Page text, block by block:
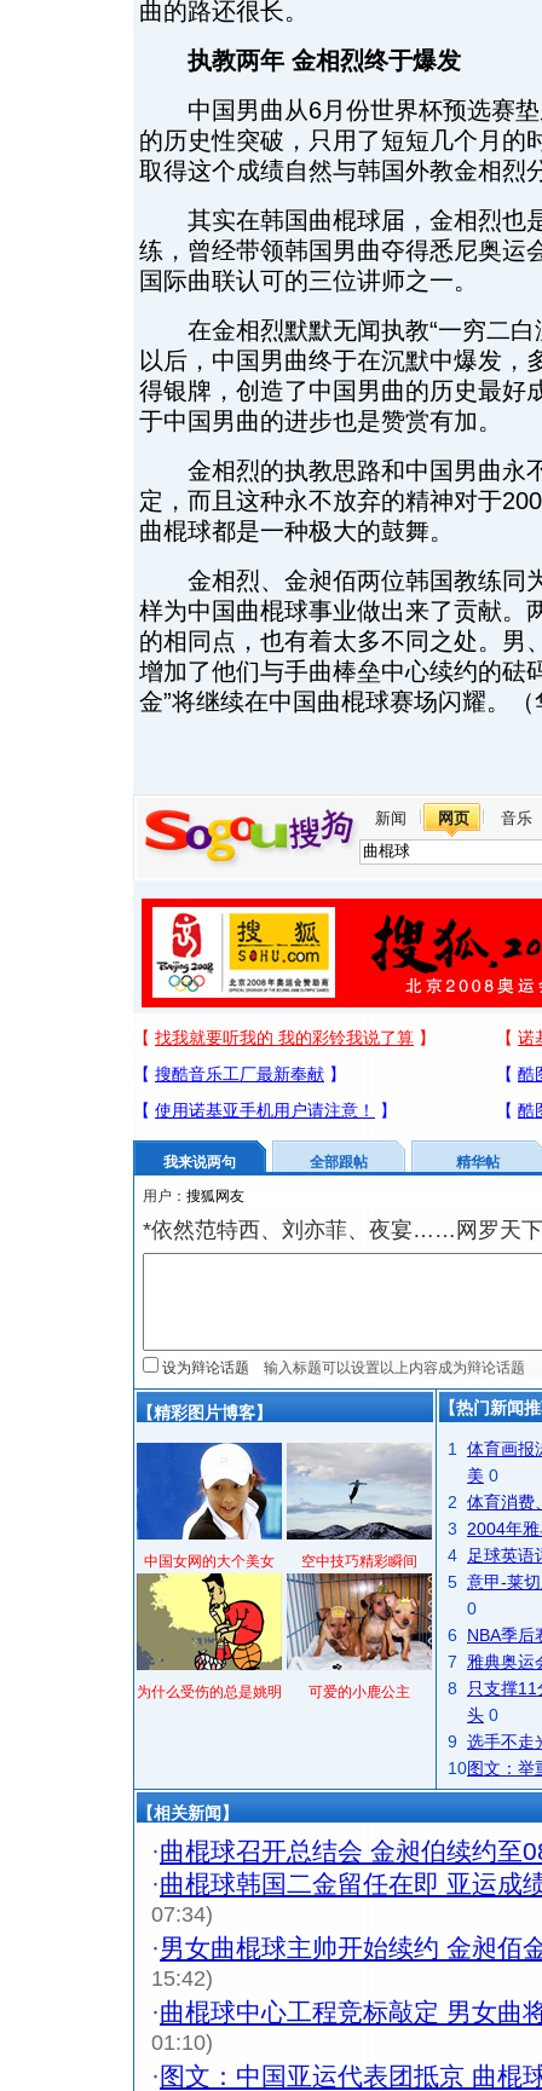
曲的路还很长。
执教两年 金相烈终于爆发
中国男曲从6月份世界杯预选赛垫
的历史性突破，只用了短短几个月的
取得这个成绩自然与韩国外教金相烈
其实在韩国曲棍球届，金相烈也
练，曾经带领韩国男曲夺得悉尼奥运
国际曲联认可的三位讲师之一。
在金相烈默默无闻执教“一穷二白
以后，中国男曲终于在沉默中爆发，
得银牌，创造了中国男曲的历史最好
于中国男曲的进步也是赞赏有加。
金相烈的执教思路和中国男曲永
定，而且这种永不放弃的精神对于
曲棍球都是一种极大的鼓舞。
金相烈、金昶佰两位韩国教练同
样为中国曲棍球事业做出来了贡献。
的相同点，也有着太多不同之处。男
增加了他们与手曲棒垒中心续约的砝
金”将继续在中国曲棍球赛场闪耀。
新闻 网页 音乐
我来说两句 全部跟帖
精华帖
用户：
*依然范特西、刘亦菲、夜宴……网罗天
设为辩论话题
【精彩图片博客】
中国女网的大个美女 空中技巧精彩瞬间
为什么受伤的总是姚明 可爱的小鹿公主
【热门新闻
1
体育画报
美 0
2 体育消费
3
2004年
4
足球英语
5 意甲-莱
0
6 NBA季后
7
雅典奥运
8
只支撑
头 0
9 选手不走
10图文：举
【相关新闻】
·曲棍球召开总结会 金昶伯续约至
·曲棍球韩国二金留任在即 亚运成
07:34)
·男女曲棍球主帅开始续约 金昶佰
15:42)
·曲棍球中心工程竞标敲定 男女曲
01:10)
· 图文：中国亚运代表团抵京 曲棍